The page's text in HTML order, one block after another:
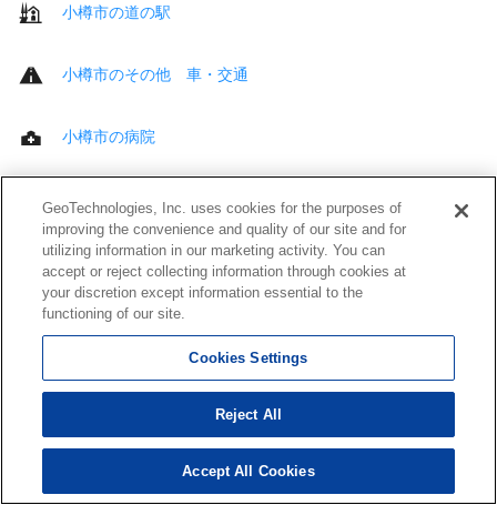
小樽市の道の駅
小樽市のその他 車・交通
小樽市の病院
小樽市の歯科
小樽市の接骨・鍼灸院
小樽市の介護・福祉サービス
小樽市のその他 医療・福祉
小樽市のトイレ
GeoTechnologies, Inc. uses cookies for the purposes of
improving the convenience and quality of our site and for
utilizing information in our marketing activity. You can
accept or reject collecting information through cookies at
your discretion except information essential to the
functioning of our site.
Cookies Settings
Reject All
Accept All Cookies